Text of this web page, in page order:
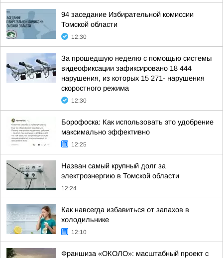
94 заседание Избирательной комиссии
Томской области
12:30
За прошедшую неделю с помощью системы
видеофиксации зафиксировано 18 444
нарушения, из которых 15 271- нарушения
скоростного режима
12:30
Борофоска: Как использовать это удобрение
максимально эффективно
12:25
Назван самый крупный долг за
электроэнергию в Томской области
12:24
Как навсегда избавиться от запахов в
холодильнике
12:10
Франшиза «ОКОЛО»: масштабный проект с